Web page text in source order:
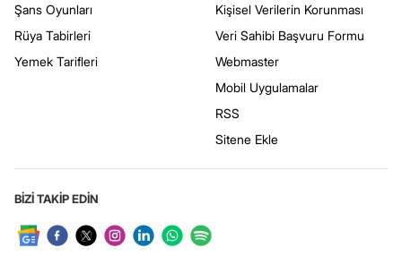
Şans Oyunları
Rüya Tabirleri
Yemek Tarifleri
Kişisel Verilerin Korunması
Veri Sahibi Başvuru Formu
Webmaster
Mobil Uygulamalar
RSS
Sitene Ekle
BİZİ TAKİP EDİN